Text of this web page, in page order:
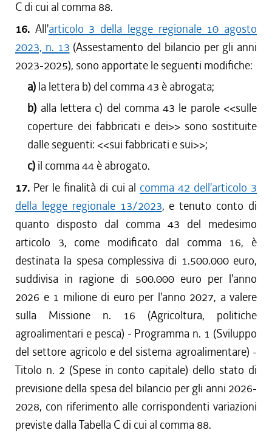
C di cui al comma 88.
16. All'articolo 3 della legge regionale 10 agosto
2023, n. 13 (Assestamento del bilancio per gli anni
2023-2025), sono apportate le seguenti modifiche:
a) la lettera b) del comma 43 è abrogata;
b) alla lettera c) del comma 43 le parole <<sulle
coperture dei fabbricati e dei>> sono sostituite
dalle seguenti: <<sui fabbricati e sui>>;
c) il comma 44 è abrogato.
17. Per le finalità di cui al comma 42 dell'articolo 3
della legge regionale 13/2023, e tenuto conto di
quanto disposto dal comma 43 del medesimo
articolo 3, come modificato dal comma 16, è
destinata la spesa complessiva di 1.500.000 euro,
suddivisa in ragione di 500.000 euro per l'anno
2026 e 1 milione di euro per l'anno 2027, a valere
sulla Missione n. 16 (Agricoltura, politiche
agroalimentari e pesca) - Programma n. 1 (Sviluppo
del settore agricolo e del sistema agroalimentare) -
Titolo n. 2 (Spese in conto capitale) dello stato di
previsione della spesa del bilancio per gli anni 2026-
2028, con riferimento alle corrispondenti variazioni
previste dalla Tabella C di cui al comma 88.